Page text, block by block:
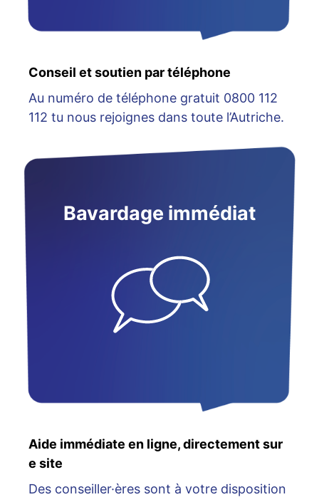
Conseil et soutien par téléphone
Au numéro de téléphone gratuit 0800 112
112 tu nous rejoignes dans toute l’Autriche.
Bavardage immédiat
Aide immédiate en ligne, directement sur
e site
Des conseiller·ères sont à votre disposition